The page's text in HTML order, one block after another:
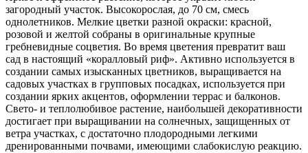
гр.
загородный участок. Высокорослая, до 70 см, смесь
однолетников. Мелкие цветки разной окраски: красной,
розовой и желтой собраны в оригинальные крупные
гребневидные соцветия. Во время цветения превратит ваш
сад в настоящий «коралловый риф». Активно используется в
создании самых изысканных цветников, выращивается на
садовых участках в групповых посадках, используется при
создании ярких акцентов, оформлении террас и балконов.
Свето- и теплолюбивое растение, наибольшей декоративности
достигает при выращивании на солнечных, защищенных от
ветра участках, с достаточно плодородными легкими
дренированными почвами, имеющими слабокислую реакцию.